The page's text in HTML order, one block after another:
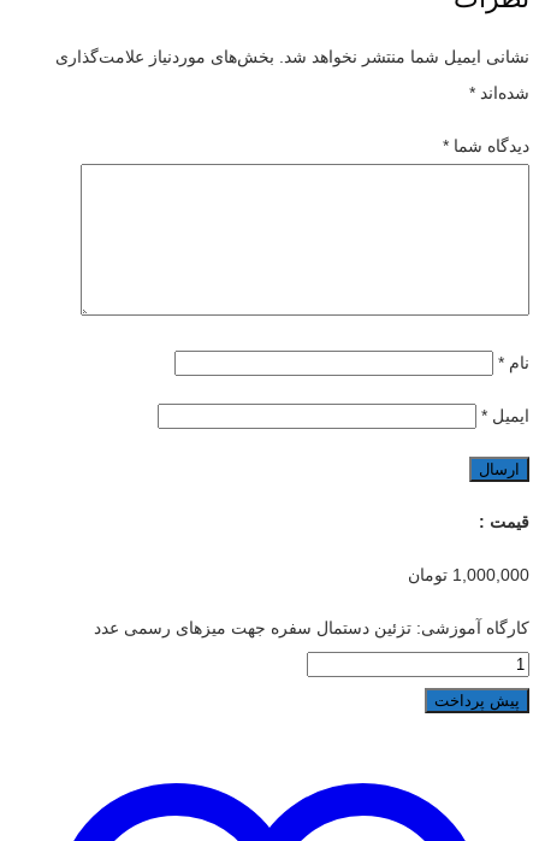
نشانی ایمیل شما منتشر نخواهد شد.
بخش‌های موردنیاز علامت‌گذاری
شده‌اند *
دیدگاه شما *
نام *
ایمیل *
قیمت :
1,000,000 تومان
کارگاه آموزشی: تزئین دستمال سفره جهت میزهای رسمی عدد
پیش پرداخت